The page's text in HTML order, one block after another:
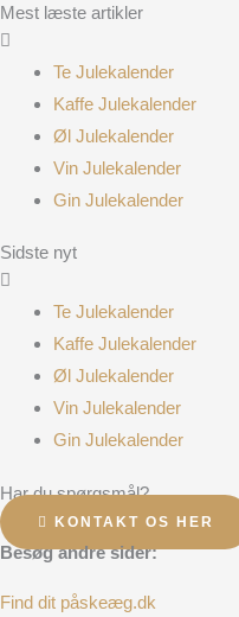
Mest læste artikler
Te Julekalender
Kaffe Julekalender
Øl Julekalender
Vin Julekalender
Gin Julekalender
Sidste nyt
Te Julekalender
Kaffe Julekalender
Øl Julekalender
Vin Julekalender
Gin Julekalender
Har du spørgsmål?
KONTAKT OS HER
Besøg andre sider:
Find dit påskeæg.dk